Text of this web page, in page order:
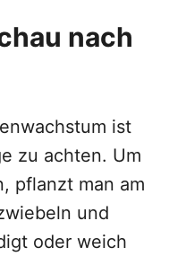
nach
ist
zu achten. Um
pflanzt man am
und
oder weich